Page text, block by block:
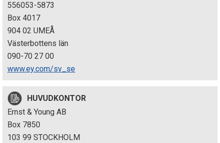
k
t
i
o
n
e
n
556053-5873
Box 4017
904 02 UMEÅ
Västerbottens län
090-70 27 00
www.ey.com/sv_se
HUVUDKONTOR
Ernst & Young AB
Box 7850
103 99 STOCKHOLM